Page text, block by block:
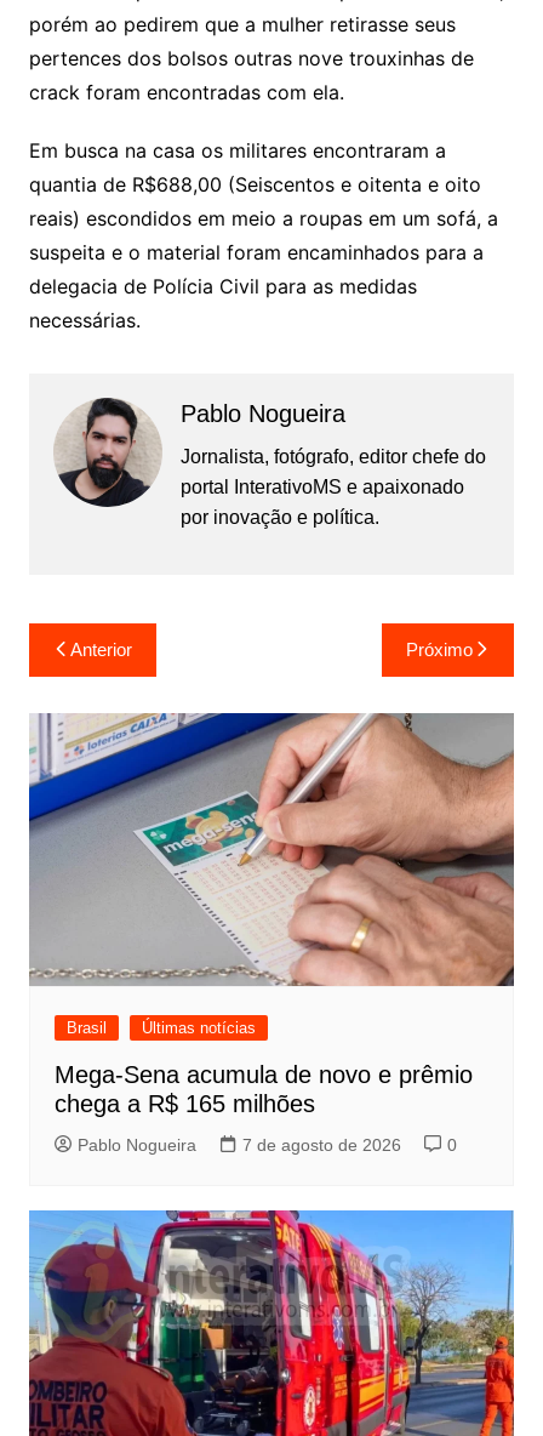
porém ao pedirem que a mulher retirasse seus
pertences dos bolsos outras nove trouxinhas de
crack foram encontradas com ela.
Em busca na casa os militares encontraram a
quantia de R$688,00 (Seiscentos e oitenta e oito
reais) escondidos em meio a roupas em um sofá, a
suspeita e o material foram encaminhados para a
delegacia de Polícia Civil para as medidas
necessárias.
Pablo Nogueira
Jornalista, fotógrafo, editor chefe do
portal InterativoMS e apaixonado
por inovação e política.
Navegação
de
Post
Anterior Próximo
Brasil Últimas notícias
Mega-Sena acumula de novo e prêmio
chega a R$ 165 milhões
Pablo Nogueira 7 de agosto de 2026 0